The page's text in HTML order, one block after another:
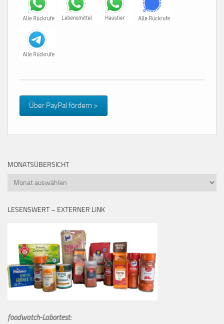
Über PayPal fördern >
MONATSÜBERSICHT
Monatsübersicht
LESENSWERT – EXTERNER LINK
foodwatch-Labortest: